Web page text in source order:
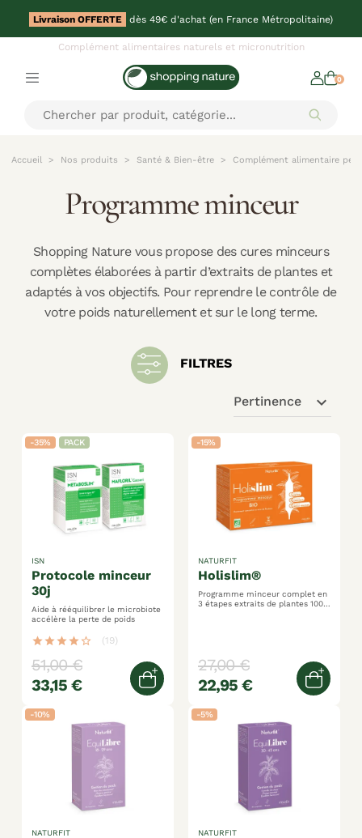
Livraison OFFERTE dès 49€ d'achat (en France Métropolitaine)
Complément alimentaires naturels et micronutrition
0
Accueil Nos produits Santé & Bien-être Complément alimentaire
Programme minceur
Shopping Nature vous propose des cures minceurs
complètes élaborées à partir d’extraits de plantes et
adaptés à vos objectifs. Pour reprendre le contrôle de
votre poids naturellement et sur le long terme.
FILTRES
Pertinence expand_more
-35% PACK
protocole minceur
30j
ISN
Aide à rééquilibrer le microbiote
accélère la perte de poids
star star star star star_border (19)
51,00 €
33,15 €
Ajouter au panier
-15%
holislim®
NATURFIT
Programme minceur complet en
3 étapes extraits de plantes 100%
27,00 €
22,95 €
-10%
NATURFIT
-5%
NATURFIT